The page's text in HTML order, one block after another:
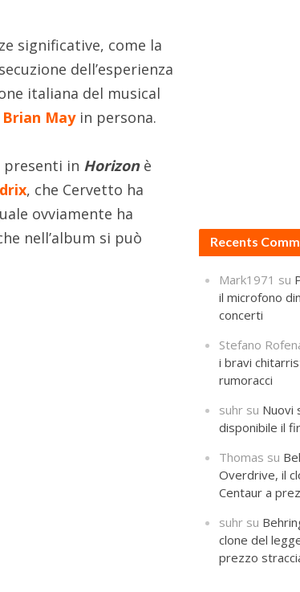
significative, come la
dell’esperienza
italiana del musical
Brian Mayin persona.
presenti in Horizonè
, che Cervetto ha
ovviamente ha
nell’album si può
Recents
Mark1971 su
il microfono
concerti
Stefano
i bravi
rumoracci
suhr su Nuovi
disponibile il
Thomas su
Overdrive, il
Centaur a
suhr su
clone del
prezzo